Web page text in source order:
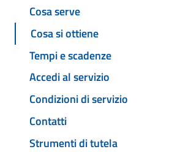
Cosa serve
Cosa si ottiene
Tempi e scadenze
Accedi al servizio
Condizioni di servizio
Contatti
Strumenti di tutela